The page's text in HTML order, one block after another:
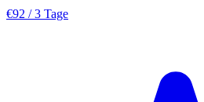
€92 / 3 Tage